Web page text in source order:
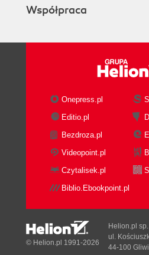
Współpraca
Onepress.pl
Editio.pl
Bezdroza.pl
Videopoint.pl
Czytalisek.pl
Biblio.Ebookpoint.pl
© Helion.pl 1991-2026
Helion.pl sp.
ul.
44-100